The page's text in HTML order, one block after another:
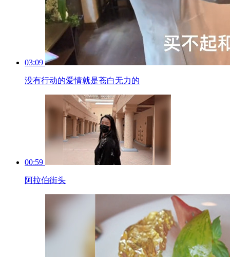
03:09
没有行动的爱情就是苍白无力的
00:59
阿拉伯街头